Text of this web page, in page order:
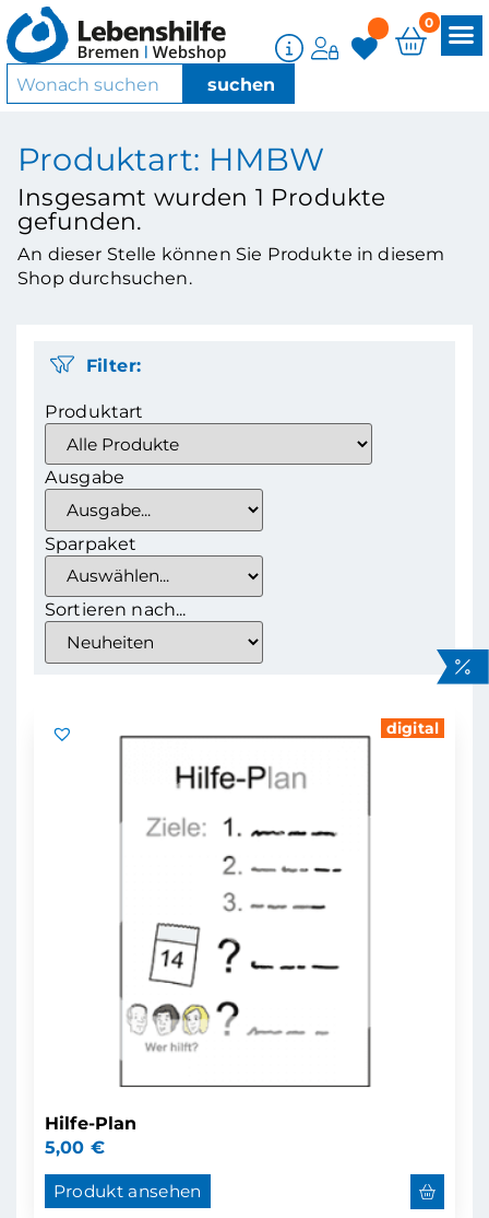
0
Produktart: HMBW
Insgesamt wurden 1 Produkte
gefunden.
An dieser Stelle können Sie Produkte in diesem
Shop durchsuchen.
Filter:
Produktart
Ausgabe
Sparpaket
Sortieren nach...
digital
Hilfe-Plan
5,00 €
Produkt ansehen